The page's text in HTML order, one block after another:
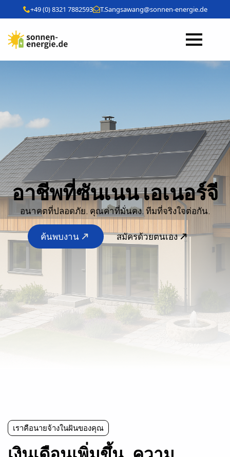
+49 (0) 8321 7882593 T.Sangsawang@sonnen-energie.de
อาชีพที่ซันเนน เอเนอร์จี
อนาคตที่ปลอดภัย. คุณค่าที่มั่นคง. ทีมที่จริงใจต่อกัน.
ค้นพบงาน สมัครด้วยตนเอง
เราคือนายจ้างในฝันของคุณ